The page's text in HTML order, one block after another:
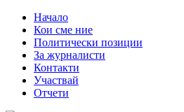
Начало
Кои сме ние
Политически позиции
За журналисти
Контакти
Участвай
Отчети